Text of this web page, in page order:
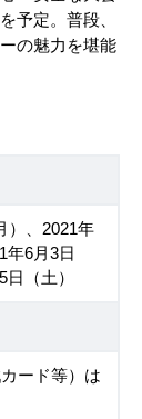
予定。普段、
の魅力を堪能
）、2021年
年6月3日
（土）
ード等）は